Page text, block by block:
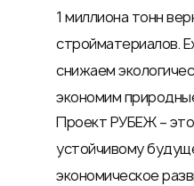
1 миллиона тонн
стройматериалов.
снижаем
экономим
Проект РУБЕЖ –
устойчивому
экономическое